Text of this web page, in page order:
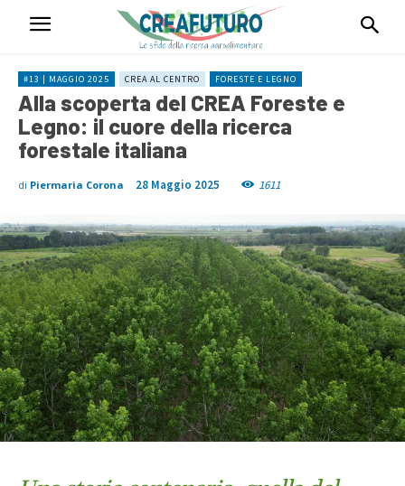
#13 | MAGGIO 2025 CREA AL CENTRO FORESTE E LEGNO
Alla scoperta del CREA Foreste e
Legno: il cuore della ricerca
forestale italiana
di Piermaria Corona 28 Maggio 2025 1611